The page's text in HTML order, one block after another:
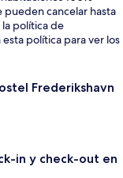
pueden cancelar hasta
política de
política para ver los
Frederikshavn
in y check-out en